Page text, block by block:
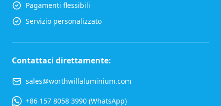
Pagamenti flessibili
Servizio personalizzato
Contattaci direttamente:
sales@worthwillaluminium.com
+86 157 8058 3990 (WhatsApp)